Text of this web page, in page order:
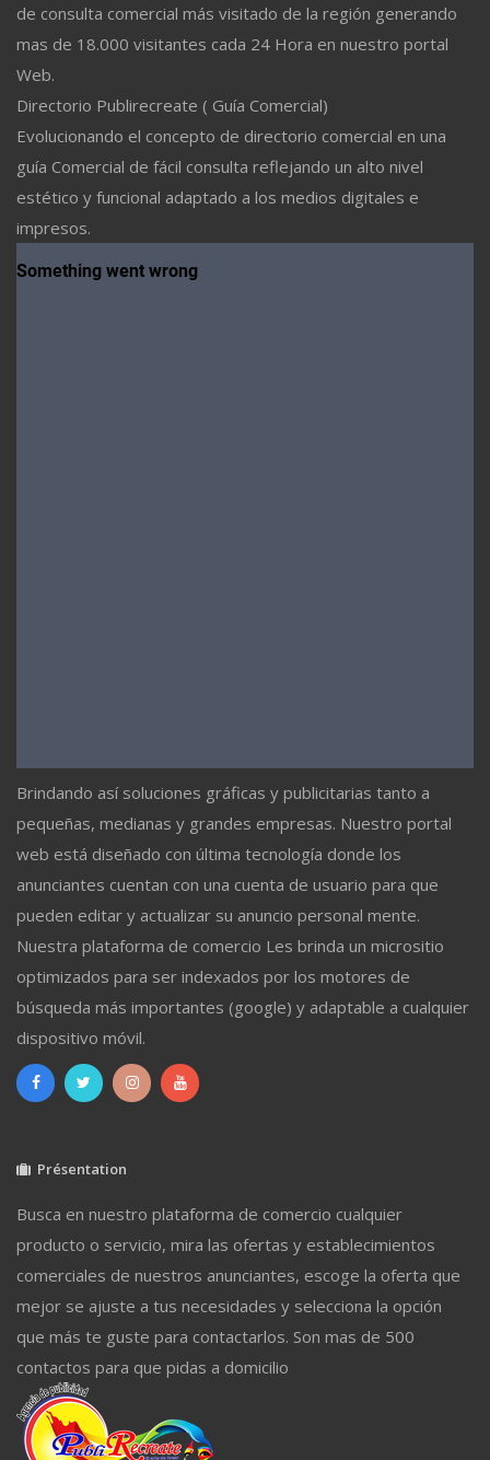
de consulta comercial más visitado de la región generando
mas de 18.000 visitantes cada 24 Hora en nuestro portal
Web.
Directorio Publirecreate ( Guía Comercial)
Evolucionando el concepto de directorio comercial en una
guía Comercial de fácil consulta reflejando un alto nivel
estético y funcional adaptado a los medios digitales e
impresos.
Brindando así soluciones gráficas y publicitarias tanto a
pequeñas, medianas y grandes empresas. Nuestro portal
web está diseñado con última tecnología donde los
anunciantes cuentan con una cuenta de usuario para que
pueden editar y actualizar su anuncio personal mente.
Nuestra plataforma de comercio Les brinda un micrositio
optimizados para ser indexados por los motores de
búsqueda más importantes (google) y adaptable a cualquier
dispositivo móvil.
Présentation
Busca en nuestro plataforma de comercio cualquier
producto o servicio, mira las ofertas y establecimientos
comerciales de nuestros anunciantes, escoge la oferta que
mejor se ajuste a tus necesidades y selecciona la opción
que más te guste para contactarlos. Son mas de 500
contactos para que pidas a domicilio